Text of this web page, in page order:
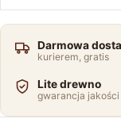
Darmowa
kurierem, gratis
Lite drewno
gwarancja jakości